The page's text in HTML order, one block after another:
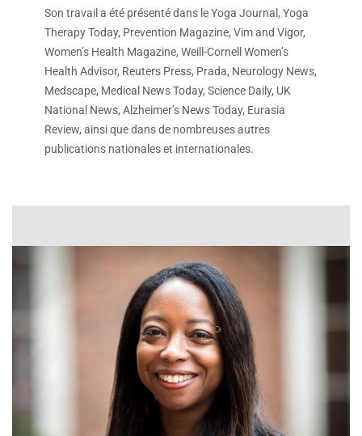
Son travail a été présenté dans le Yoga Journal, Yoga
Therapy Today, Prevention Magazine, Vim and Vigor,
Women’s Health Magazine, Weill-Cornell Women’s
Health Advisor, Reuters Press, Prada, Neurology News,
Medscape, Medical News Today, Science Daily, UK
National News, Alzheimer’s News Today, Eurasia
Review, ainsi que dans de nombreuses autres
publications nationales et internationales.